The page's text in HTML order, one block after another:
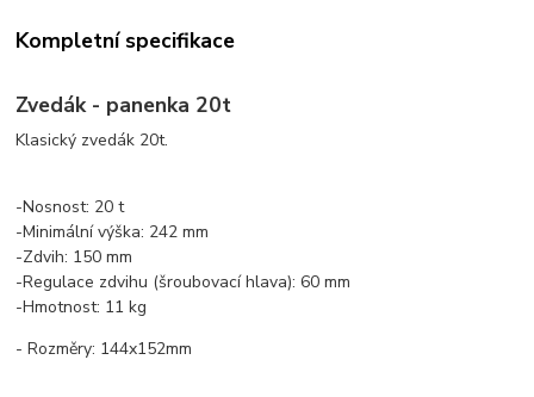
Kompletní specifikace
Zvedák - panenka 20t
Klasický zvedák 20t.
-Nosnost: 20 t
-Minimální výška: 242 mm
-Zdvih: 150 mm
-Regulace zdvihu (šroubovací hlava): 60 mm
-Hmotnost: 11 kg
- Rozměry: 144x152mm